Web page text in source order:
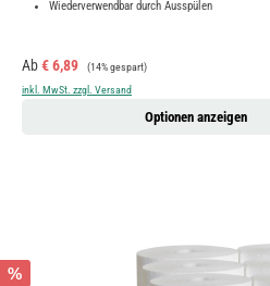
Wiederverwendbar durch Ausspülen
Verkaufspreis:
Ab€ 6,89 Regulärer Preis:
(14% gespart)
inkl. MwSt. zzgl. Versand
Optionen anzeigen
%